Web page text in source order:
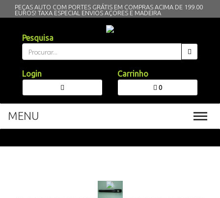
PEÇAS AUTO COM PORTES GRÁTIS EM COMPRAS ACIMA DE 199.00
EUROS! TAXA ESPECIAL ENVIOS AÇORES E MADEIRA
Pesquisa
Login Carrinho
0
MENU